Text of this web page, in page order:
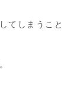
てしまうこと